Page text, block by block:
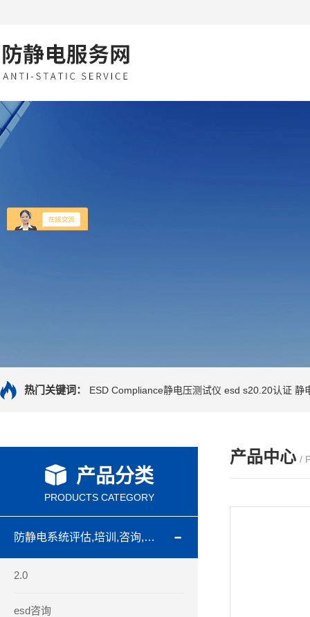
热门关键词： ESD Compliance静电压测试仪 esd s20.20认证 静
产品分类
PRODUCTS CATEGORY
防静电系统评估,培训,咨询,认证
2.0
esd咨询
产品中心 /